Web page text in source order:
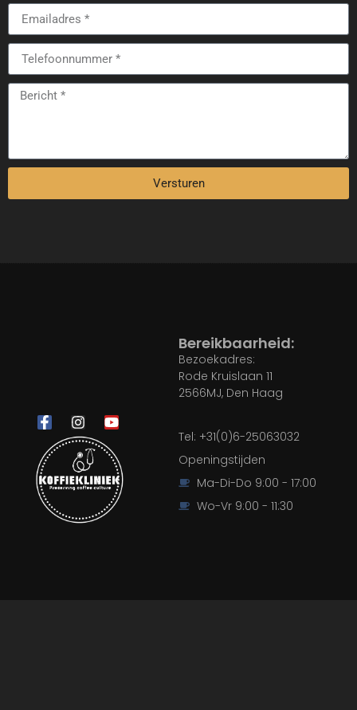
Versturen
Bereikbaarheid:
Bezoekadres:
Rode Kruislaan 11
2566MJ, Den Haag
Tel: +31(0)6-25063032
Openingstijden
Ma-Di-Do 9:00 - 17:00
Wo-Vr 9:00 - 11:30